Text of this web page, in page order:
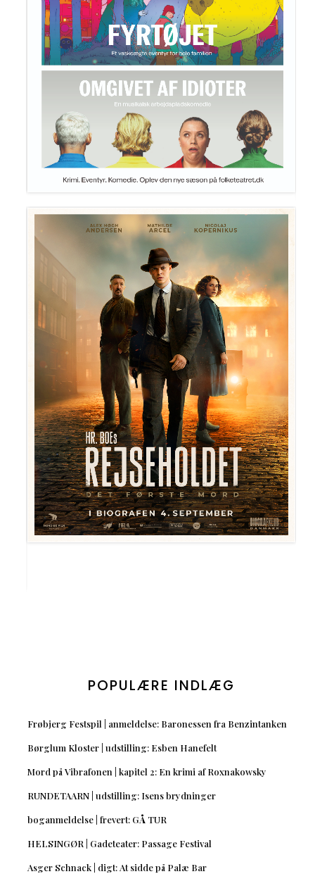
POPULÆRE INDLÆG
Frøbjerg Festspil | anmeldelse: Baronessen fra Benzintanken
Børglum Kloster | udstilling: Esben Hanefelt
Mord på Vibrafonen | kapitel 2: En krimi af Roxnakowsky
RUNDETAARN | udstilling: Isens brydninger
boganmeldelse | frevert: GÅ TUR
HELSINGØR | Gadeteater: Passage Festival
Asger Schnack | digt: At sidde på Palæ Bar